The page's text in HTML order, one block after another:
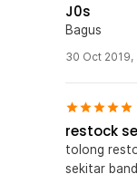
J0s
Bagus
30 Oct 2019,
restock
tolong
sekitar